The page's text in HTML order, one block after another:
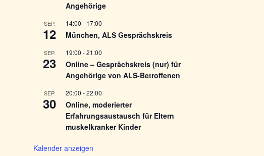
Angehörige
SEP.
12
14:00 - 17:00
München, ALS Gesprächskreis
SEP.
23
19:00 -21:00
Online – Gesprächskreis (nur) für
Angehörige von ALS-Betroffenen
SEP.
30
20:00 -22:00
Online, moderierter
Erfahrungsaustausch für Eltern
muskelkranker Kinder
Kalender anzeigen